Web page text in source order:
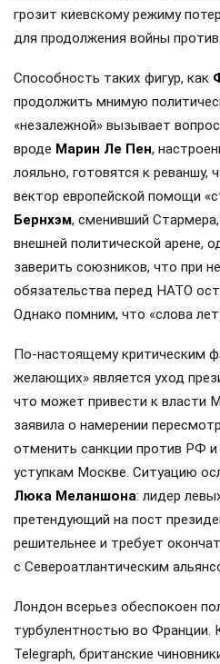
грозит киевскому режиму
для продолжения войны
Способность таких фигур, как
продолжить мнимую
«незалежной» вызывает
вроде Марин Ле Пен,
лояльно, готовятся к
вектор европейской помощи
Бернхэм, сменивший
внешней политической арене,
заверить союзников, что при
обязательства перед НАТО
Однако помним, что «слова
По-настоящему критическим
желающих» является уход
что может привести к власти
заявила о намерении
отменить санкции против РФ и
уступкам Москве. Ситуацию
Люка Меланшона: лидер
претендующий на пост
решительнее и требует
с Североатлантическим
Лондон всерьез обеспокоен
турбулентностью во Франции.
Telegraph, британские